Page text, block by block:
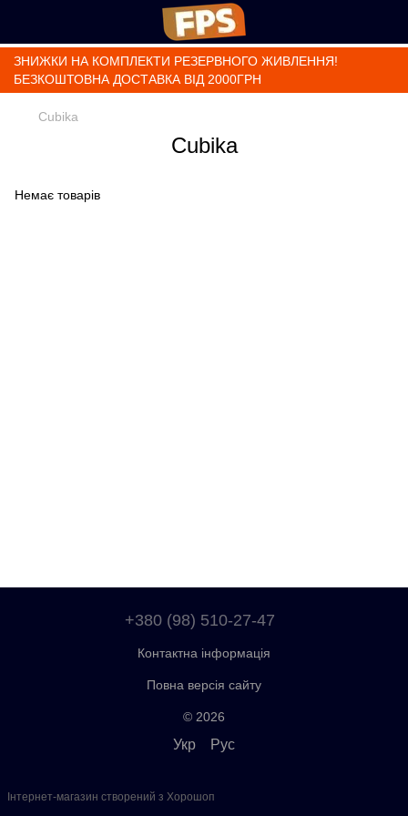
ЗНИЖКИ НА КОМПЛЕКТИ РЕЗЕРВНОГО ЖИВЛЕННЯ!
БЕЗКОШТОВНА ДОСТАВКА ВІД 2000ГРН
Cubika
Cubika
Немає товарів
+380 (98) 510-27-47
Контактна інформація
Повна версія сайту
© 2026
Укр Рус
Інтернет-магазин створений з Хорошоп